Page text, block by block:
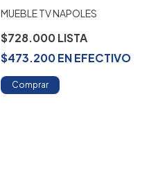
MUEBLE TV NAPOLES
$728.000
$473.200ENEFECTIVO
Comprar